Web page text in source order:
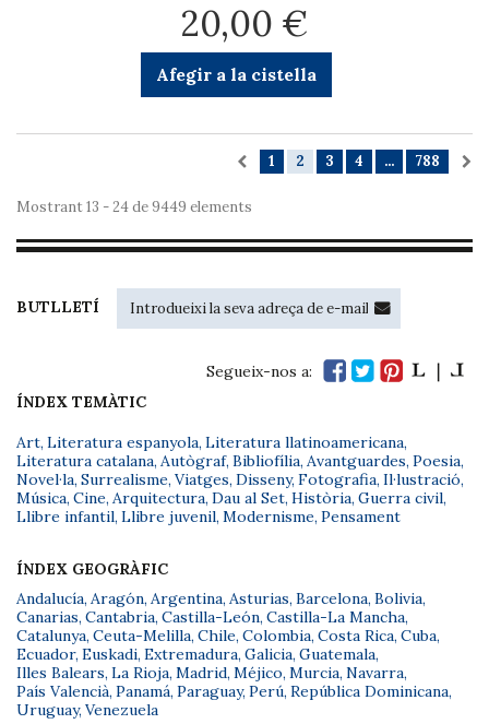
20,00 €
Afegir a la cistella
1 2 3 4 ... 788
Mostrant 13 - 24 de 9449 elements
BUTLLETÍ
Segueix-nos a:
ÍNDEX TEMÀTIC
Art, Literatura espanyola, Literatura llatinoamericana,
Literatura catalana, Autògraf, Bibliofília, Avantguardes, Poesia,
Novel·la, Surrealisme, Viatges, Disseny, Fotografia, Il·lustració,
Música, Cine, Arquitectura, Dau al Set, Història, Guerra civil,
Llibre infantil, Llibre juvenil, Modernisme, Pensament
ÍNDEX GEOGRÀFIC
Andalucía, Aragón, Argentina, Asturias, Barcelona, Bolivia,
Canarias, Cantabria, Castilla-León, Castilla-La Mancha,
Catalunya, Ceuta-Melilla, Chile, Colombia, Costa Rica, Cuba,
Ecuador, Euskadi, Extremadura, Galicia, Guatemala,
Illes Balears, La Rioja, Madrid, Méjico, Murcia, Navarra,
País Valencià, Panamá, Paraguay, Perú, República Dominicana,
Uruguay, Venezuela